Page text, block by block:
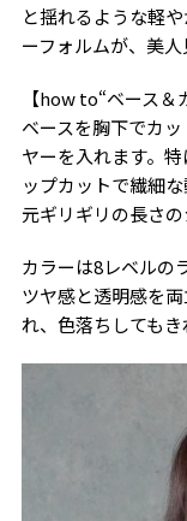
と揺れるような軽
ーフォルムが、美人
【how to“ベース＆
ベースを胸下でカ
ヤーを入れます。
ップカットで繊細
元ギリギリの長さの
カラーは8レベルの
ツヤ感と透明感を
れ、色落ちしてもき